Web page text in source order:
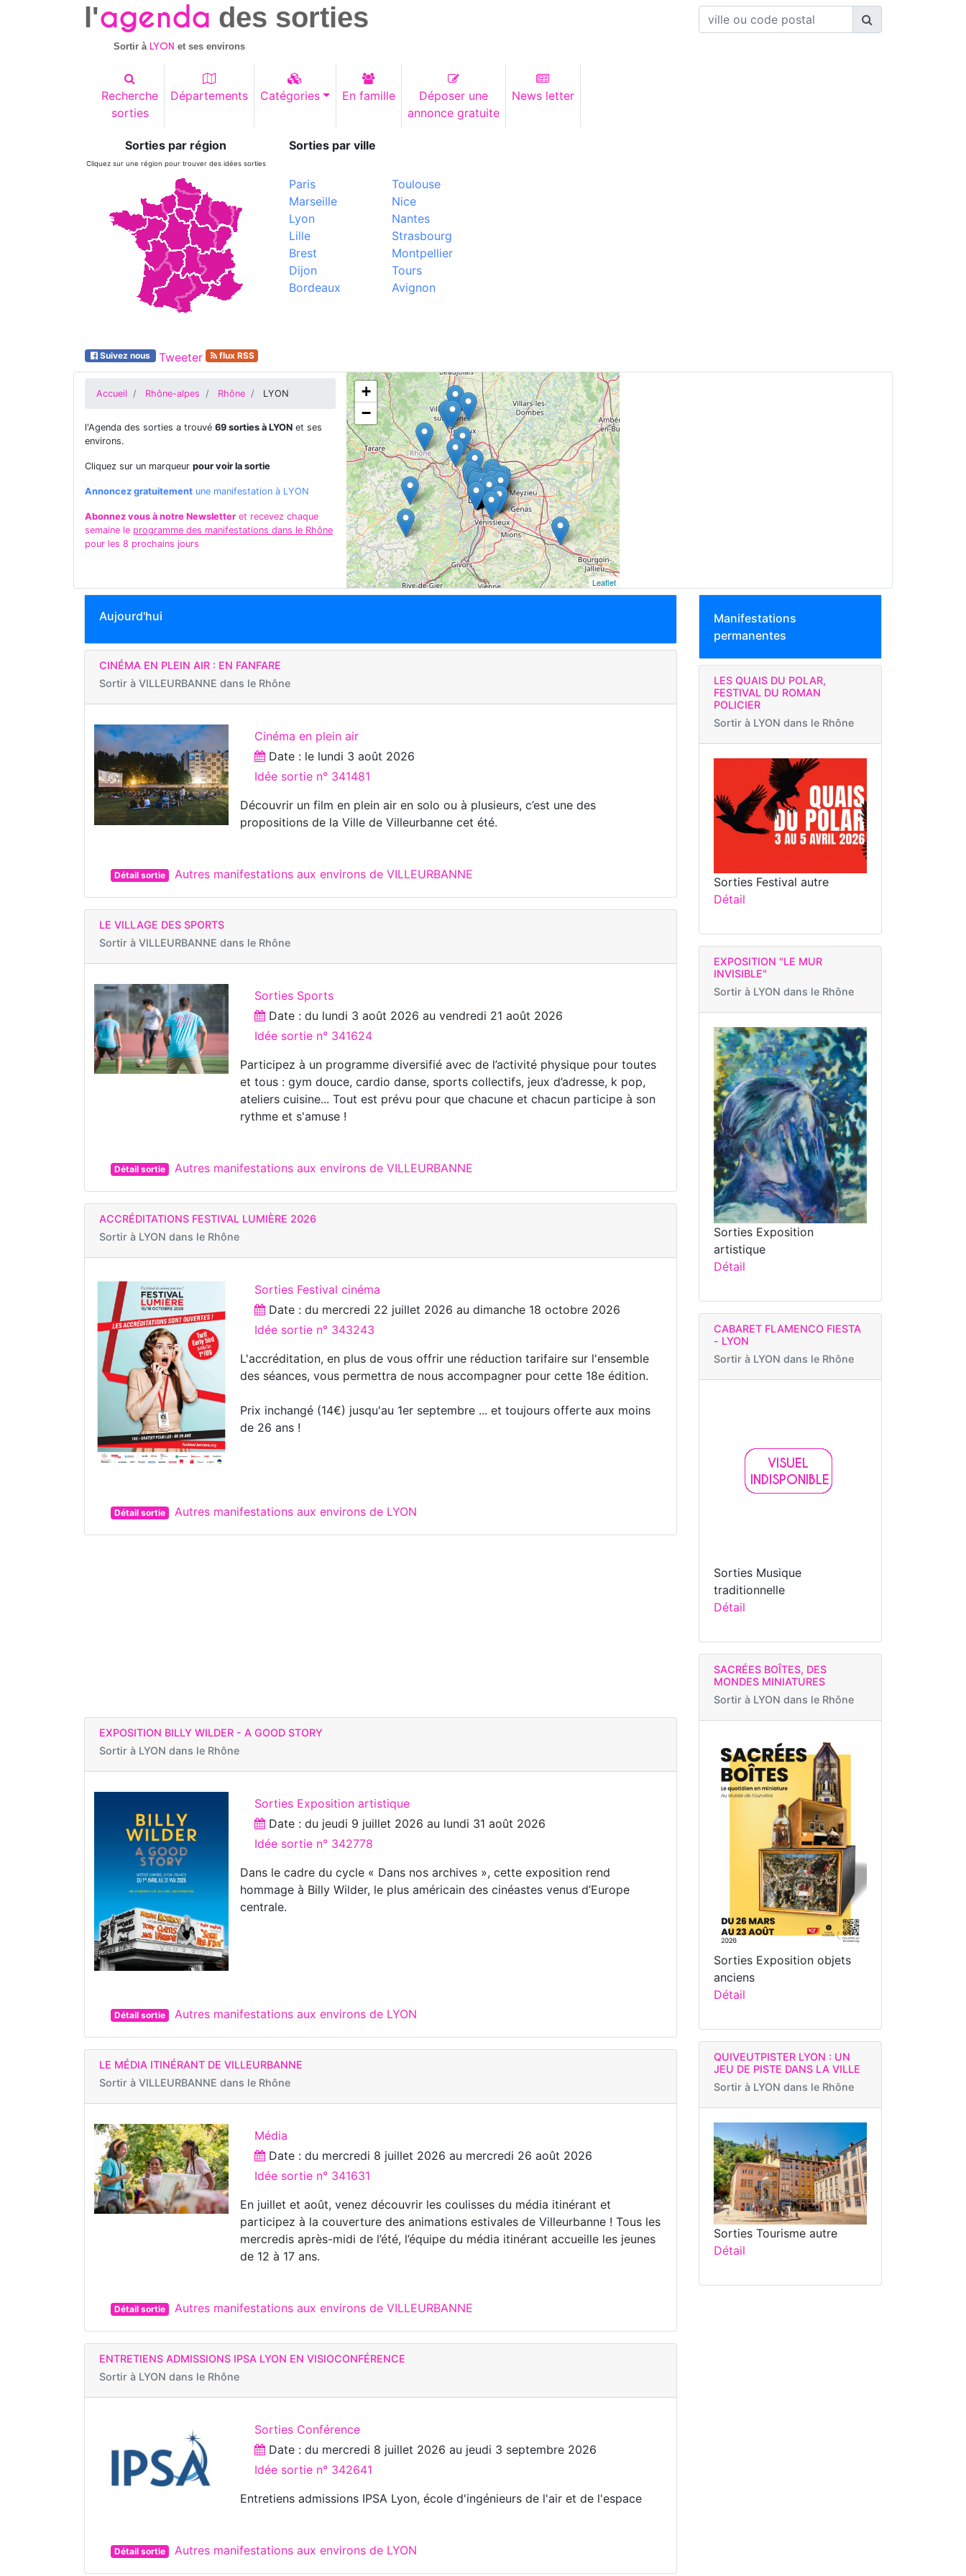
l'agenda des sorties
Sortir à LYON et ses environs
Recherche
sorties
Départements Catégories En famille
Déposer une
annonce gratuite
News letter
Sorties par région
Cliquez sur une région pour trouver des idées sorties
Sorties par ville
Paris
Marseille
Lyon
Lille
Brest
Dijon
Bordeaux
Toulouse
Nice
Nantes
Strasbourg
Montpellier
Tours
Avignon
Suivez nous Tweeter flux RSS
Accueil Rhône-alpes Rhône LYON
l'Agenda des sorties a trouvé 69 sorties à LYON et ses
environs.
Cliquez sur un marqueur pour voir la sortie
Annoncez gratuitement une manifestation à LYON
Abonnez vous à notre Newsletter et recevez chaque
semaine le programme des manifestations dans le Rhône
pour les 8 prochains jours
+
−
Leaflet
Aujourd'hui
CINÉMA EN PLEIN AIR : EN FANFARE
Sortir à VILLEURBANNE dans le Rhône
Cinéma en plein air
Date : le lundi 3 août 2026
Idée sortie n° 341481
Découvrir un film en plein air en solo ou à plusieurs, c’est une des
propositions de la Ville de Villeurbanne cet été.
Détail sortie Autres manifestations aux environs de VILLEURBANNE
LE VILLAGE DES SPORTS
Sortir à VILLEURBANNE dans le Rhône
Sorties Sports
Date : du lundi 3 août 2026 auvendredi 21 août 2026
Idée sortie n° 341624
Participez à un programme diversifié avec de l’activité physique pour toutes
et tous : gym douce, cardio danse, sports collectifs, jeux d’adresse, k pop,
ateliers cuisine... Tout est prévu pour que chacune et chacun participe à son
rythme et s'amuse !
Détail sortie Autres manifestations aux environs de VILLEURBANNE
ACCRÉDITATIONS FESTIVAL LUMIÈRE 2026
Sortir à LYON dans le Rhône
Sorties Festival cinéma
Date : du mercredi 22 juillet 2026 audimanche 18 octobre 2026
Idée sortie n° 343243
L'accréditation, en plus de vous offrir une réduction tarifaire sur l'ensemble
des séances, vous permettra de nous accompagner pour cette 18e édition.
Prix inchangé (14€) jusqu'au 1er septembre ... et toujours offerte aux moins
de 26 ans !
Détail sortie Autres manifestations aux environs de LYON
EXPOSITION BILLY WILDER - A GOOD STORY
Sortir à LYON dans le Rhône
Sorties Exposition artistique
Date : du jeudi 9 juillet 2026 au lundi 31 août 2026
Idée sortie n° 342778
Dans le cadre du cycle « Dans nos archives », cette exposition rend
hommage à Billy Wilder, le plus américain des cinéastes venus d’Europe
centrale.
Détail sortie Autres manifestations aux environs de LYON
LE MÉDIA ITINÉRANT DE VILLEURBANNE
Sortir à VILLEURBANNE dans le Rhône
Média
Date : du mercredi 8 juillet 2026 au mercredi 26 août 2026
Idée sortie n° 341631
En juillet et août, venez découvrir les coulisses du média itinérant et
participez à la couverture des animations estivales de Villeurbanne ! Tous les
mercredis après-midi de l’été, l’équipe du média itinérant accueille les jeunes
de 12 à 17 ans.
Détail sortie Autres manifestations aux environs de VILLEURBANNE
ENTRETIENS ADMISSIONS IPSA LYON EN VISIOCONFÉRENCE
Sortir à LYON dans le Rhône
Sorties Conférence
Date : du mercredi 8 juillet 2026 au jeudi 3 septembre 2026
Idée sortie n° 342641
Entretiens admissions IPSA Lyon, école d'ingénieurs de l'air et de l'espace
Détail sortie Autres manifestations aux environs de LYON
Manifestations
permanentes
LES QUAIS DU POLAR,
FESTIVAL DU ROMAN
POLICIER
Sortir à LYON dans le Rhône
Sorties Festival autre
Détail
EXPOSITION "LE MUR
INVISIBLE"
Sortir à LYON dans le Rhône
Sorties Exposition
artistique
Détail
CABARET FLAMENCO FIESTA
- LYON
Sortir à LYON dans le Rhône
Sorties Musique
traditionnelle
Détail
SACRÉES BOÎTES, DES
MONDES MINIATURES
Sortir à LYON dans le Rhône
Sorties Exposition objets
anciens
Détail
QUIVEUTPISTER LYON : UN
JEU DE PISTE DANS LA VILLE
Sortir à LYON dans le Rhône
Sorties Tourisme autre
Détail